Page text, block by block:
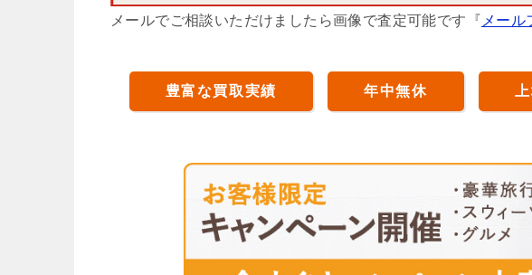
メールでご相談いただけましたら画像で査定可能です『 メール
豊富な買取実績 年中無休